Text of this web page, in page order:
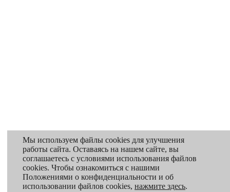
Мы используем файлы cookies для улучшения
работы сайта. Оставаясь на нашем сайте, вы
соглашаетесь с условиями использования файлов
cookies. Чтобы ознакомиться с нашими
Положениями о конфиденциальности и об
использовании файлов cookies,нажмите здесь.